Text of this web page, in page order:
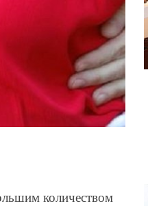
количеством